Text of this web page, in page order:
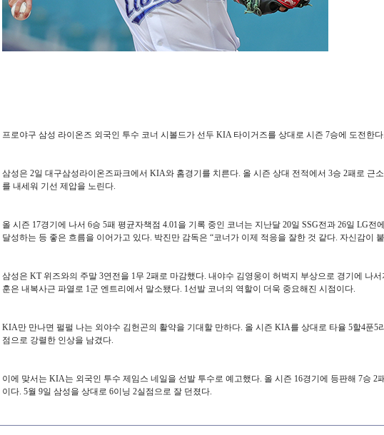
프로야구 삼성 라이온즈 외국인 투수 코너 시볼드가 선두 KIA 타이거즈를 상대로 시즌 7승에 도전한다.
삼성은 2일 대구삼성라이온즈파크에서 KIA와 홈경기를 치른다. 올 시즌 상대 전적에서 3승 2패로 근
를 내세워 기선 제압을 노린다.
올 시즌 17경기에 나서 6승 5패 평균자책점 4.01을 기록 중인 코너는 지난달 20일 SSG전과 26일 LG전
달성하는 등 좋은 흐름을 이어가고 있다. 박진만 감독은 “코너가 이제 적응을 잘한 것 같다. 자신감이
삼성은 KT 위즈와의 주말 3연전을 1무 2패로 마감했다. 내야수 김영웅이 허벅지 부상으로 경기에 나
훈은 내복사근 파열로 1군 엔트리에서 말소됐다. 1선발 코너의 역할이 더욱 중요해진 시점이다.
KIA만 만나면 펄펄 나는 외야수 김헌곤의 활약을 기대할 만하다. 올 시즌 KIA를 상대로 타율 5할4푼5
점으로 강렬한 인상을 남겼다.
이에 맞서는 KIA는 외국인 투수 제임스 네일을 선발 투수로 예고했다. 올 시즌 16경기에 등판해 7승 2패
이다. 5월 9일 삼성을 상대로 6이닝 2실점으로 잘 던졌다.